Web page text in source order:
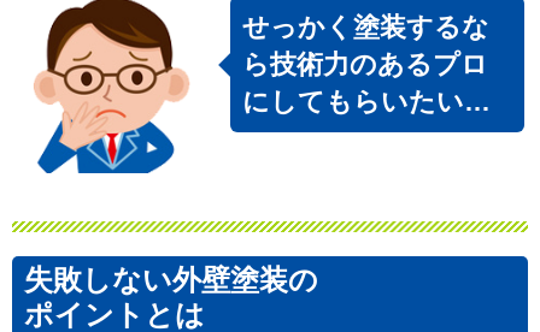
せっかく塗装するな
ら技術力のあるプロ
にしてもらいたい…
失敗しない外壁塗装の
ポイントとは